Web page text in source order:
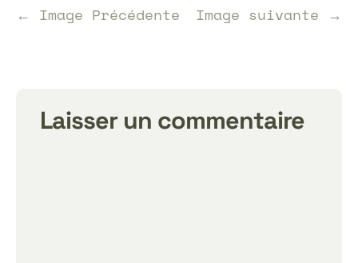
← Image Précédente Image suivante →
Laisser un commentaire